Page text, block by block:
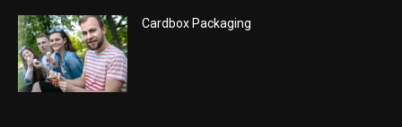
Cardbox Packaging